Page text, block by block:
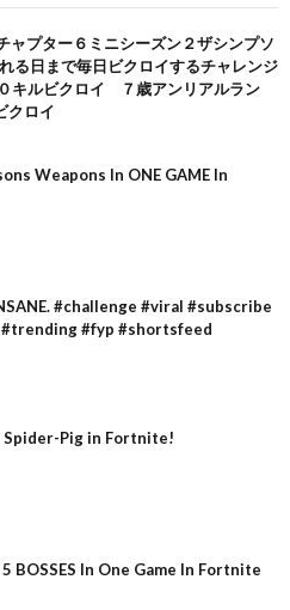
ャプター６ミニシーズン２ザシンプソ
る日まで毎日ビクロイするチャレンジ
キルビクロイ ７歳アンリアルラン
ロイ
Weapons In ONE GAME In
#challenge #viral #subscribe
#fyp #shortsfeed
Spider-Pig in Fortnite!
BOSSES In One Game In Fortnite